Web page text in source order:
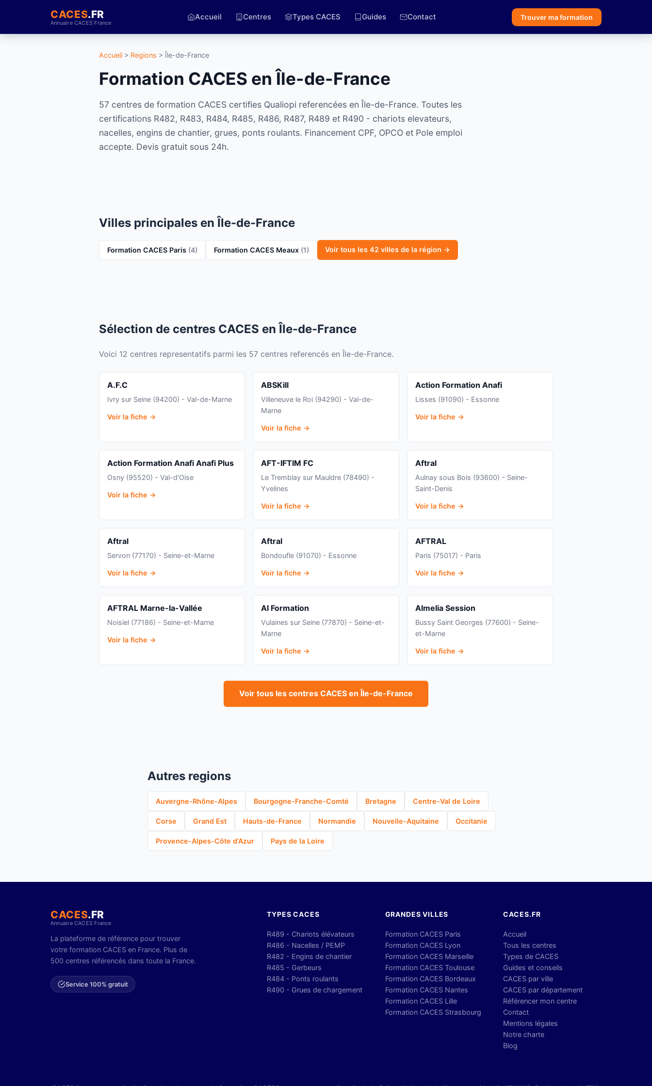
CACES.FR
Annuaire CACES France
Accueil Centres Types CACES Guides Contact Trouver ma formation
Accueil > Regions > Île-de-France
Formation CACES en Île-de-France
57 centres de formation CACES certifies Qualiopi referencées en Île-de-France. Toutes les
certifications R482, R483, R484, R485, R486, R487, R489 et R490 - chariots elevateurs,
nacelles, engins de chantier, grues, ponts roulants. Financement CPF, OPCO et Pole emploi
accepte. Devis gratuit sous 24h.
Villes principales en Île-de-France
Formation CACES Paris (4) Formation CACES Meaux (1) Voir tous les 42 villes de la région →
Sélection de centres CACES en Île-de-France
Voici 12 centres representatifs parmi les 57 centres referencés en Île-de-France.
A.F.C
Ivry sur Seine (94200) - Val-de-Marne
Voir la fiche →
ABSKill
Villeneuve le Roi (94290) - Val-de-
Marne
Voir la fiche →
Action Formation Anafi
Lisses (91090) - Essonne
Voir la fiche →
Action Formation Anafi Anafi Plus
Osny (95520) - Val-d'Oise
Voir la fiche →
AFT-IFTIM FC
Le Tremblay sur Mauldre (78490) -
Yvelines
Voir la fiche →
Aftral
Aulnay sous Bois (93600) - Seine-
Saint-Denis
Voir la fiche →
Aftral
Servon (77170) - Seine-et-Marne
Voir la fiche →
Aftral
Bondoufle (91070) - Essonne
Voir la fiche →
AFTRAL
Paris (75017) - Paris
Voir la fiche →
AFTRAL Marne-la-Vallée
Noisiel (77186) - Seine-et-Marne
Voir la fiche →
AI Formation
Vulaines sur Seine (77870) - Seine-et-
Marne
Voir la fiche →
Almelia Session
Bussy Saint Georges (77600) - Seine-
et-Marne
Voir la fiche →
Voir tous les centres CACES en Île-de-France
Autres regions
Auvergne-Rhône-Alpes Bourgogne-Franche-Comté Bretagne Centre-Val de Loire
Corse Grand Est Hauts-de-France Normandie Nouvelle-Aquitaine Occitanie
Provence-Alpes-Côte d'Azur Pays de la Loire
CACES.FR
Annuaire CACES France
La plateforme de référence pour trouver
votre formation CACES en France. Plus de
500 centres référencés dans toute la France.
Service 100% gratuit
TYPES CACES
R489 - Chariots élévateurs
R486 - Nacelles / PEMP
R482 - Engins de chantier
R485 - Gerbeurs
R484 - Ponts roulants
R490 - Grues de chargement
GRANDES VILLES
Formation CACES Paris
Formation CACES Lyon
Formation CACES Marseille
Formation CACES Toulouse
Formation CACES Bordeaux
Formation CACES Nantes
Formation CACES Lille
Formation CACES Strasbourg
CACES.FR
Accueil
Tous les centres
Types de CACES
Guides et conseils
CACES par ville
CACES par département
Référencer mon centre
Contact
Mentions légales
Notre charte
Blog